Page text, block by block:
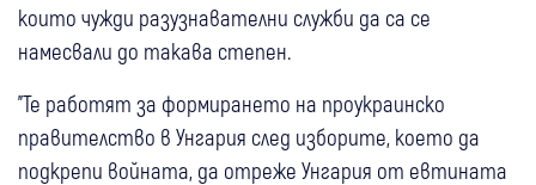
които чужди разузнавателни служби да са се
намесвали до такава степен.
"Те работят за формирането на проукраинско
правителство в Унгария след изборите, което да
подкрепи войната, да отреже Унгария от евтината